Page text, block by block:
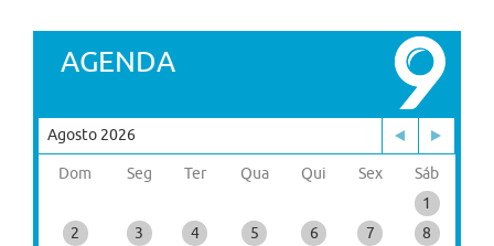
AGENDA
Agosto 2026
Dom Seg Ter Qua Qui Sex
Sáb
1
2
3 4 5 6 7
8